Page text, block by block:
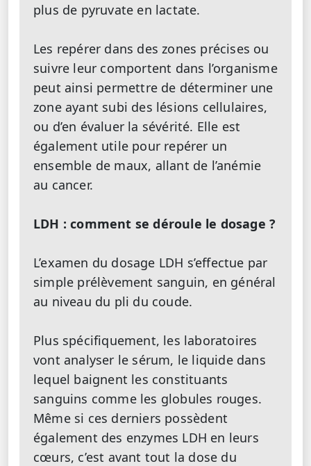
plus de pyruvate en lactate.
Les repérer dans des zones précises ou
suivre leur comportent dans l’organisme
peut ainsi permettre de déterminer une
zone ayant subi des lésions cellulaires,
ou d’en évaluer la sévérité. Elle est
également utile pour repérer un
ensemble de maux, allant de l’anémie
au cancer.
LDH : comment se déroule le dosage ?
L’examen du dosage LDH s’effectue par
simple prélèvement sanguin, en général
au niveau du pli du coude.
Plus spécifiquement, les laboratoires
vont analyser le sérum, le liquide dans
lequel baignent les constituants
sanguins comme les globules rouges.
Même si ces derniers possèdent
également des enzymes LDH en leurs
cœurs, c’est avant tout la dose du